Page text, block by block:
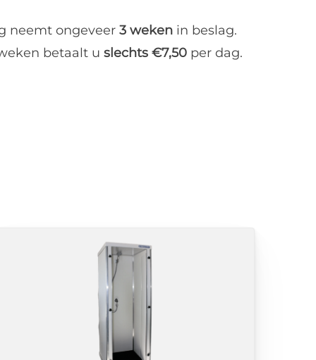
neemt ongeveer 3 weken in beslag.
betaalt u slechts €7,50 per dag.